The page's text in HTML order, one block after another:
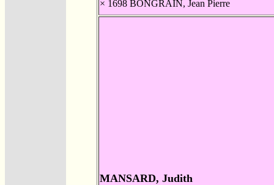
× 1698 BONGRAIN, Jean Pierre
MANSARD, Judith